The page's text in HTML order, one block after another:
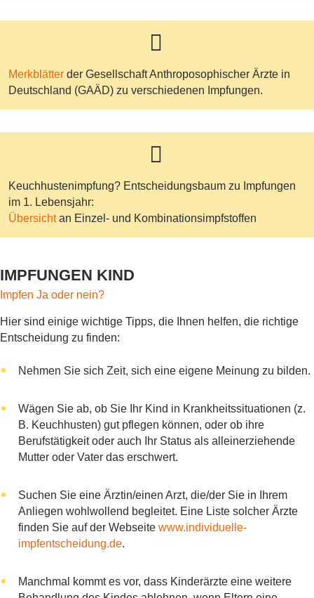
Merkblätter der Gesellschaft Anthroposophischer Ärzte in
Deutschland (GAÄD) zu verschiedenen Impfungen.
Keuchhustenimpfung? Entscheidungsbaum zu Impfungen
im 1. Lebensjahr:
Übersichtan Einzel- und Kombinationsimpfstoffen
IMPFUNGEN KIND
Impfen Ja oder nein?
Hier sind einige wichtige Tipps, die Ihnen helfen, die richtige
Entscheidung zu finden:
Nehmen Sie sich Zeit, sich eine eigene Meinung zu bilden.
Wägen Sie ab, ob Sie Ihr Kind in Krankheitssituationen (z.
B. Keuchhusten) gut pflegen können, oder ob ihre
Berufstätigkeit oder auch Ihr Status als alleinerziehende
Mutter oder Vater das erschwert.
Suchen Sie eine Ärztin/einen Arzt, die/der Sie in Ihrem
Anliegen wohlwollend begleitet. Eine Liste solcher Ärzte
finden Sie auf der Webseite www.individuelle-
impfentscheidung.de.
Manchmal kommt es vor, dass Kinderärzte eine weitere